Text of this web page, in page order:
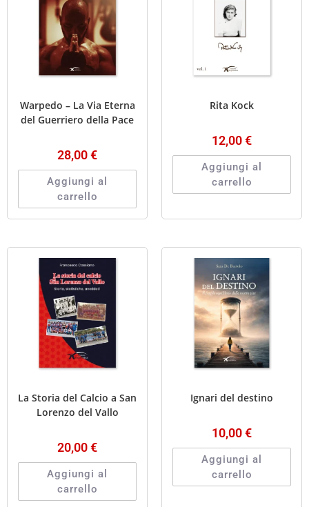
Warpedo – La Via Eterna
del Guerriero della Pace
28,00€
Aggiungi al
carrello
Rita Kock
12,00€
Aggiungi al
carrello
La Storia del Calcio a San
Lorenzo del Vallo
20,00€
Aggiungi al
carrello
Ignari del destino
10,00€
Aggiungi al
carrello